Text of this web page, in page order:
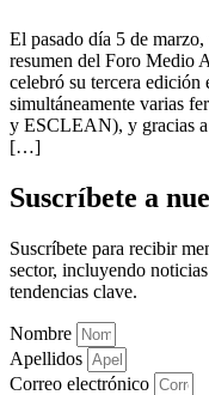
El pasado día 5 de
resumen del Foro Medio
celebró su tercera
simultáneamente varias
y ESCLEAN), y gracias a
[…]
Suscríbete a
Suscríbete para recibir
sector, incluyendo
tendencias clave.
Nombre
Apellidos
Correo electrónico